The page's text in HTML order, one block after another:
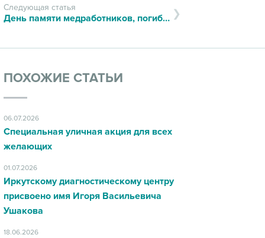
Следующая статья
День памяти медработников, погибших от COVID-19 при исполнении профессионального долга
ПОХОЖИЕ СТАТЬИ
06.07.2026
Специальная уличная акция для всех
желающих
01.07.2026
Иркутскому диагностическому центру
присвоено имя Игоря Васильевича
Ушакова
18.06.2026